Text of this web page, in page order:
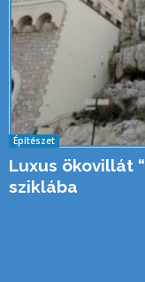
Építészet
Luxus ökovillát
sziklába